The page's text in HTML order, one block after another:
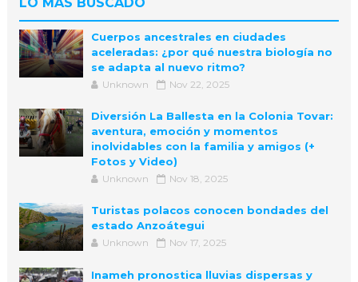
Cuerpos ancestrales en ciudades
aceleradas: ¿por qué nuestra biología no
se adapta al nuevo ritmo?
Unknown Nov 22, 2025
Diversión La Ballesta en la Colonia Tovar:
aventura, emoción y momentos
inolvidables con la familia y amigos (+
Fotos y Video)
Unknown Nov 18, 2025
Turistas polacos conocen bondades del
estado Anzoátegui
Unknown Nov 17, 2025
Inameh pronostica lluvias dispersas y